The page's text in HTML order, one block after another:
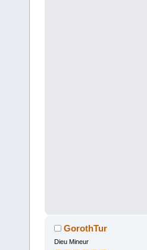
GorothTur
Dieu Mineur